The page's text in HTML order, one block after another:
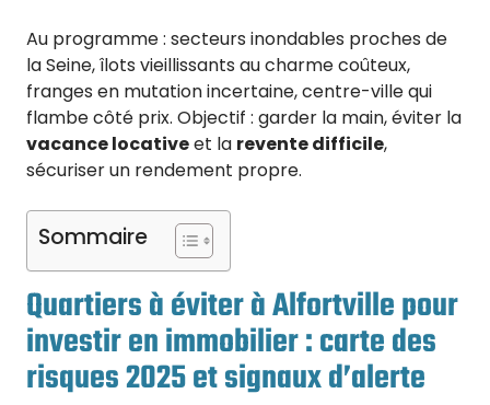
Au programme : secteurs inondables proches de
la Seine, îlots vieillissants au charme coûteux,
franges en mutation incertaine, centre-ville qui
flambe côté prix. Objectif : garder la main, éviter la
vacance locativeet la revente difficile,
sécuriser un rendement propre.
Sommaire
Quartiers à éviter à Alfortville pour
investir en immobilier : carte des
risques 2025 et signaux d’alerte